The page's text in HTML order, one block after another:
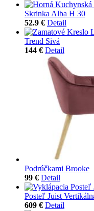
Skrinka Alba H 30
52.9 € Detail
Trend Sivá
144 € Detail
Podrúčkami Brooke
99 € Detail
Posteľ Juist
609 € Detail